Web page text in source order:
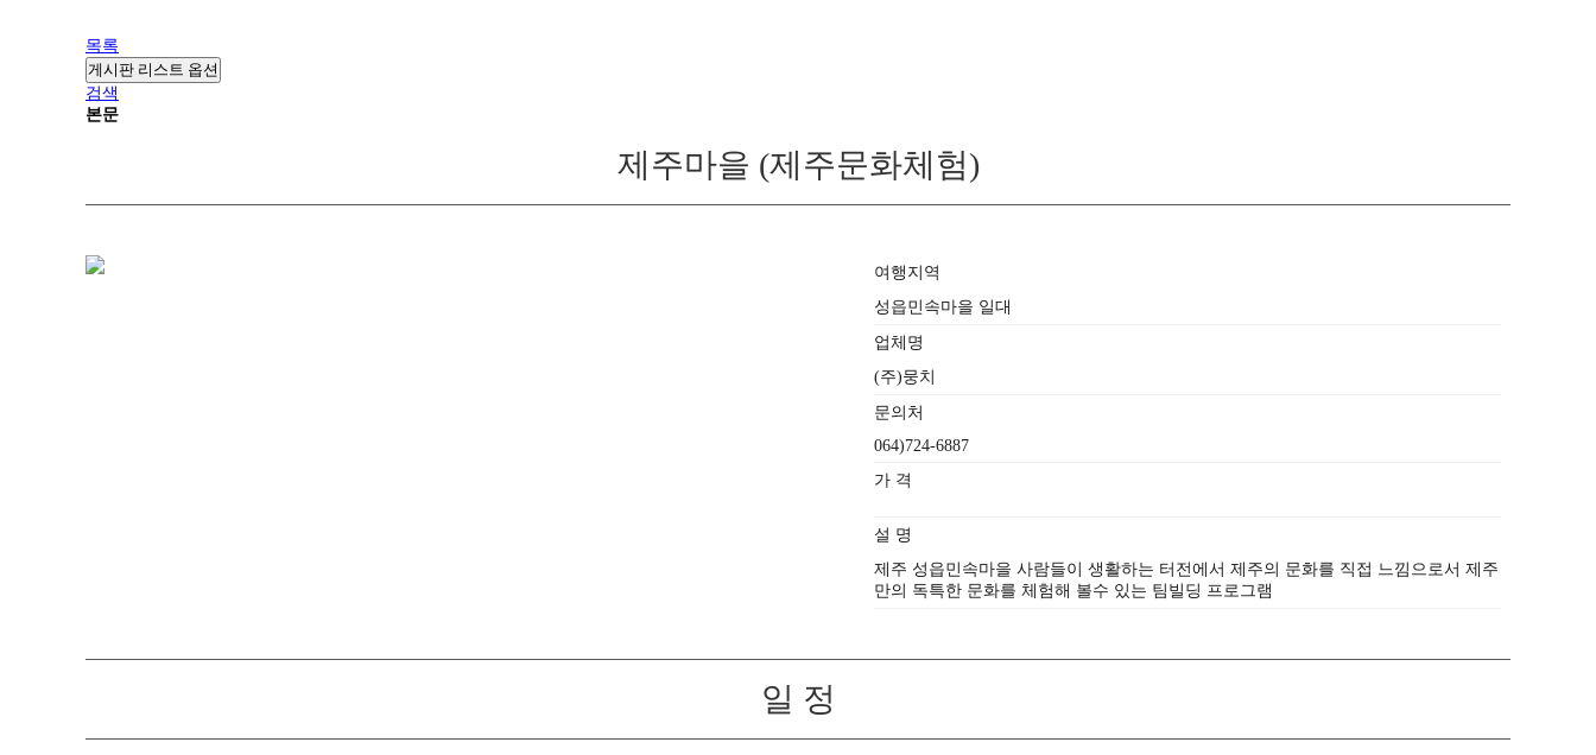
목록
게시판 리스트 옵션
검색
본문
제주마을 (제주문화체험)
여행지역
성읍민속마을 일대
업체명
(주)뭉치
문의처
064)724-6887
가 격
설 명
제주 성읍민속마을 사람들이 생활하는 터전에서 제주의 문화를 직접 느낌으로서 제주
만의 독특한 문화를 체험해 볼수 있는 팀빌딩 프로그램
일 정